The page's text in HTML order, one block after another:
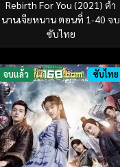
Rebirth For You (2021) ตำ
นานเจียหนาน ตอนที่ 1-40 จบ
ซับไทย
จบแล้ว ซับไทย